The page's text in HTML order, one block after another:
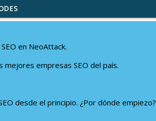
Tu Negocio Online
en WooCommerce por Jaime Gármar
en NeoAttack.
mejores empresas SEO del país.
desde el principio. ¿Por dónde empiezo?